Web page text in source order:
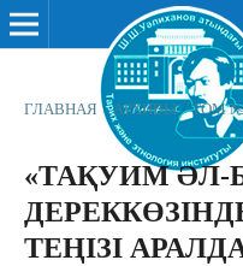
ГЛАВНАЯ / АРХИВЫ / ТОМ №
«ТАҚУИМ ƏЛ-
ТЕҢІЗІ